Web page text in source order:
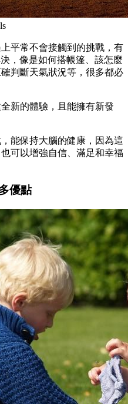
平常不會接觸到的挑戰，有
，像是如何搭帳篷、該怎麼
判斷天氣狀況等，很多都必
新的體驗，且能擁有新發
能保持大腦的健康，因為這
可以增強自信、滿足和幸福
優點